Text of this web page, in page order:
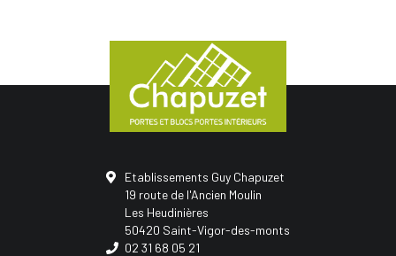
Etablissements Guy Chapuzet
19 route de l'Ancien Moulin
Les Heudinières
50420 Saint-Vigor-des-monts
02 31 68 05 21